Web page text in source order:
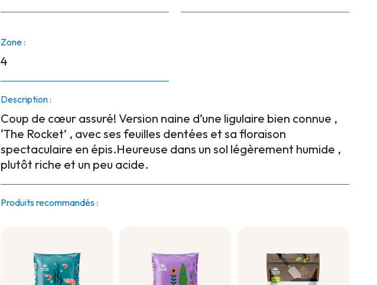
Zone :
4
Description :
Coup de cœur assuré! Version naine d’une ligulaire bien connue ,
‘The Rocket’ , avec ses feuilles dentées et sa floraison
spectaculaire en épis.Heureuse dans un sol légèrement humide ,
plutôt riche et un peu acide.
Produits recommandés :